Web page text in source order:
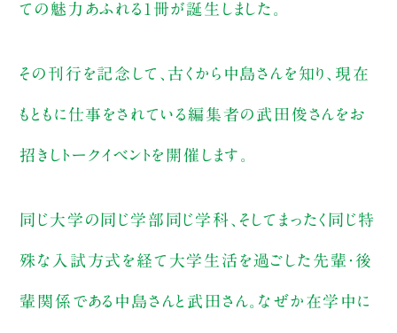
ての魅力あふれる1冊が誕生しました。
その刊行を記念して、古くから中島さんを知り、現在
もともに仕事をされている編集者の武田俊さんをお
招きしトークイベントを開催します。
同じ大学の同じ学部同じ学科、そしてまったく同じ特
殊な入試方式を経て大学生活を過ごした先輩・後
輩関係である中島さんと武田さん。なぜか在学中に